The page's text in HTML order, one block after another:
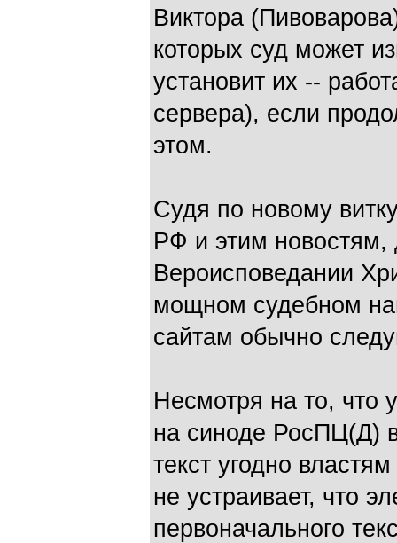
Виктора
которых суд может
установит их --
сервера), если
этом.
Судя по новому
РФ и этим новостям,
Вероисповедании
мощном судебном
сайтам обычно
Несмотря на то, что
на синоде РосПЦ(Д)
текст угодно
не устраивает, что
первоначального